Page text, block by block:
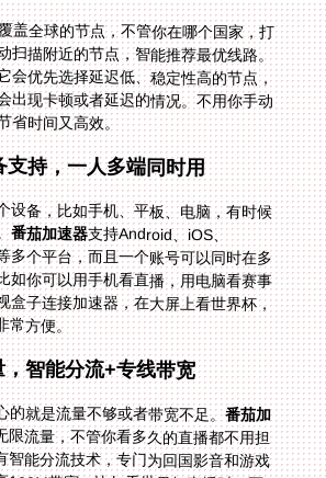
盖全球的节点，不管你在哪个国家，打
它会自动扫描附近的节点，智能推荐最优线路。
欧洲，它会优先选择延迟低、稳定性高的节点，
播时不会出现卡顿或者延迟的情况。不用你手动
省时间又高效。
支持，一人多端同时用
设备，比如手机、平板、电脑，有时候
番茄加速器支持Android、iOS、
Windows、mac等多个平台，而且一个账号可以同时在多
个设备上使用。比如你可以用手机看直播，用电脑看赛事
回放，或者用电视盒子连接加速器，在大屏上看世界杯，
常方便。
智能分流+专线带宽
的就是流量不够或者带宽不足。番茄加
限流量，不管你看多久的直播都不用担
有智能分流技术，专门为回国影音和游戏
享100M带宽。比如看世界杯直播时，画
球员的细微动作都能看得很清楚，不会出